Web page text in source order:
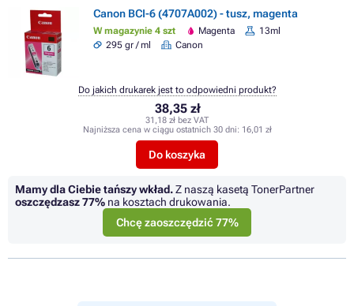
Canon BCI-6 (4707A002) - tusz, magenta
W magazynie 4 szt Magenta
13ml
295 gr / ml
Canon
38,35 zł
31,18 zł bez VAT
Najniższa cena w ciągu ostatnich 30 dni: 16,01 zł
Do koszyka
Do jakich drukarek jest to odpowiedni produkt?
Mamy dla Ciebie tańszy wkład.Z naszą kasetą TonerPartner
oszczędzasz77% na kosztach drukowania.
Chcę zaoszczędzić 77%